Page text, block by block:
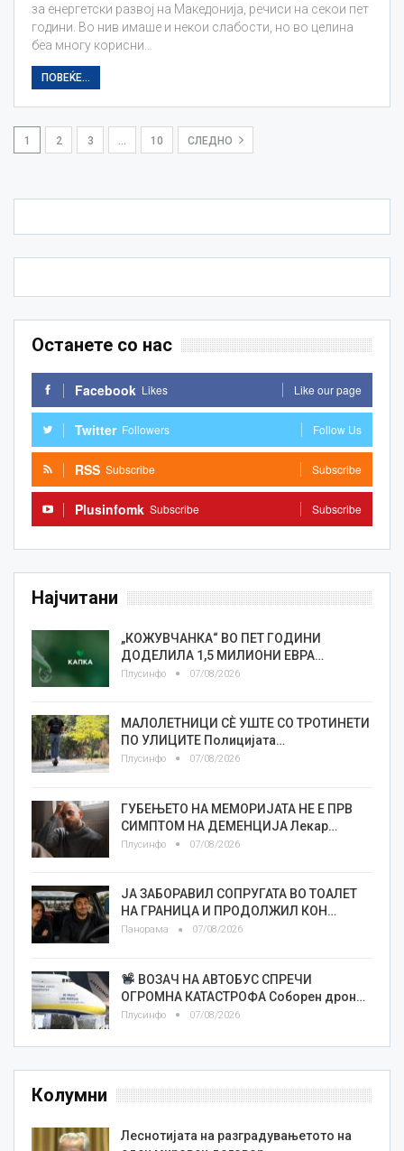
за енергетски развој на Македонија, речиси на секои пет
години. Во нив имаше и некои слабости, но во целина
беа многу корисни…
ПОВЕЌЕ...
1 2 3 10 СЛЕДНО
Останете со нас
Facebook Likes Like our page
Twitter Followers Follow Us
RSS Subscribe Subscribe
Plusinfomk Subscribe Subscribe
Најчитани
„КОЖУВЧАНКА“ ВО ПЕТ ГОДИНИ
ДОДЕЛИЛА 1,5 МИЛИОНИ ЕВРА…
Плусинфо 07/08/2026
МАЛОЛЕТНИЦИ СÈ УШТЕ СО ТРОТИНЕТИ
ПО УЛИЦИТЕ Полицијата…
Плусинфо 07/08/2026
ГУБЕЊЕТО НА МЕМОРИЈАТА НЕ Е ПРВ
СИМПТОМ НА ДЕМЕНЦИЈА Лекар…
Плусинфо 07/08/2026
ЈА ЗАБОРАВИЛ СОПРУГАТА ВО ТОАЛЕТ
НА ГРАНИЦА И ПРОДОЛЖИЛ КОН…
Панорама 07/08/2026
ВОЗАЧ НА АВТОБУС СПРЕЧИ
ОГРОМНА КАТАСТРОФА Соборен дрон…
Плусинфо 07/08/2026
Колумни
Леснотијата на разградувањетото на